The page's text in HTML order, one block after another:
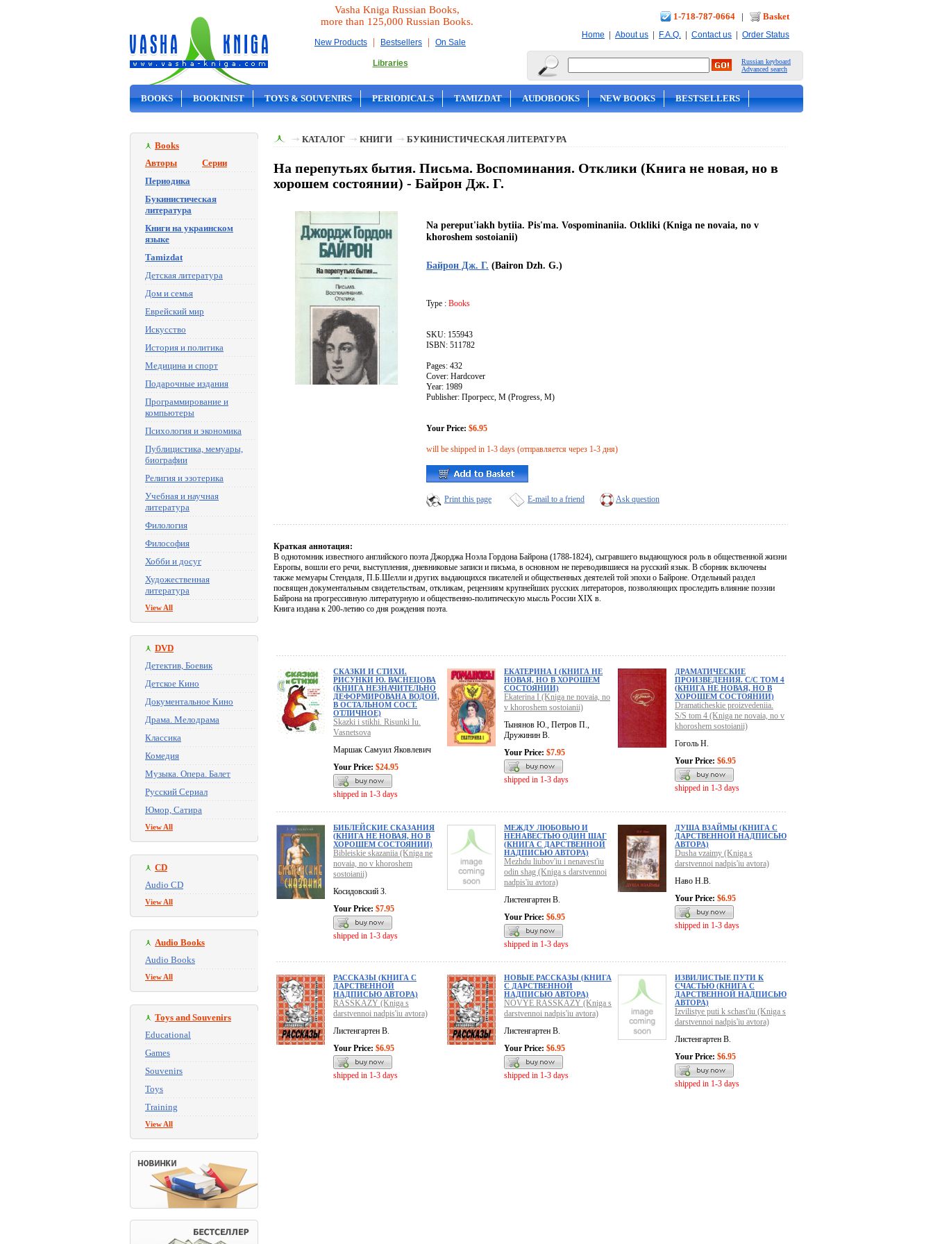
Vasha Kniga Russian Books,
more than 125,000 Russian Books.
New Products | Bestsellers | On Sale
Libraries
1-718-787-0664 | Basket
Home | About us | F.A.Q. | Contact us | Order Status
Russian keyboard
Advanced search
BOOKS BOOKINIST TOYS & SOUVENIRS PERIODICALS TAMIZDAT AUDOBOOKS NEW BOOKS BESTSELLERS
Books
Авторы
Серии
Периодика
Букинистическая
литература
Книги на украинском
языке
Tamizdat
Детская литература
Дом и семья
Еврейский мир
Искусство
История и политика
Медицина и спорт
Подарочные издания
Программирование и
компьютеры
Психология и экономика
Публицистика, мемуары,
биографии
Религия и эзотерика
Учебная и научная
литература
Филология
Философия
Хобби и досуг
Художественная
литература
View All
DVD
Детектив, Боевик
Детское Кино
Документальное Кино
Драма. Мелодрама
Классика
Комедия
Музыка. Опера. Балет
Русский Сериал
Юмор, Сатира
View All
CD
Audio CD
View All
Audio Books
Audio Books
View All
Toys and Souvenirs
Educational
Games
Souvenirs
Toys
Training
View All
КАТАЛОГ КНИГИ БУКИНИСТИЧЕСКАЯ ЛИТЕРАТУРА
На перепутьях бытия. Письма. Воспоминания. Отклики (Книга не новая, но в
хорошем состоянии) - Байрон Дж. Г.
Na pereput'iakh bytiia. Pis'ma. Vospominaniia. Otkliki (Kniga ne novaia, no v
khoroshem sostoianii)
Байрон Дж. Г. (Bairon Dzh. G.)
Type : Books
SKU: 155943
ISBN: 511782
Pages: 432
Cover: Hardcover
Year: 1989
Publisher: Прогресс, М (Progress, M)
Your Price: $6.95
will be shipped in 1-3 days (отправляется через 1-3 дня)
Print this page E-mail to a friend Ask question
Краткая аннотация:
В однотомник известного английского поэта Джорджа Ноэла Гордона Байрона (1788-1824), сыгравшего выдающуюся роль в общественной жизни
Европы, вошли его речи, выступления, дневниковые записи и письма, в основном не переводившиеся на русский язык. В сборник включены
также мемуары Стендаля, П.Б.Шелли и других выдающихся писателей и общественных деятелей той эпохи о Байроне. Отдельный раздел
посвящен документальным свидетельствам, откликам, рецензиям крупнейших русских литераторов, позволяющих проследить влияние поэзии
Байрона на прогрессивную литературную и общественно-политическую мысль России XIX в.
Книга издана к 200-летию со дня рождения поэта.
СКАЗКИ И СТИХИ.
РИСУНКИ Ю. ВАСНЕЦОВА
(КНИГА НЕЗНАЧИТЕЛЬНО
ДЕФОРМИРОВАНА ВОДОЙ,
В ОСТАЛЬНОМ СОСТ.
ОТЛИЧНОЕ)
Skazki i stikhi. Risunki Iu.
Vasnetsova
Маршак Самуил Яковлевич
Your Price: $24.95
shipped in 1-3 days
ЕКАТЕРИНА I (КНИГА НЕ
НОВАЯ, НО В ХОРОШЕМ
СОСТОЯНИИ)
Ekaterina I (Kniga ne novaia, no
v khoroshem sostoianii)
Тынянов Ю., Петров П.,
Дружинин В.
Your Price: $7.95
shipped in 1-3 days
ДРАМАТИЧЕСКИЕ
ПРОИЗВЕДЕНИЯ. С/С ТОМ 4
(КНИГА НЕ НОВАЯ, НО В
ХОРОШЕМ СОСТОЯНИИ)
Dramaticheskie proizvedeniia.
S/S tom 4 (Kniga ne novaia, no v
khoroshem sostoianii)
Гоголь Н.
Your Price: $6.95
shipped in 1-3 days
БИБЛЕЙСКИЕ СКАЗАНИЯ
(КНИГА НЕ НОВАЯ, НО В
ХОРОШЕМ СОСТОЯНИИ)
Bibleiskie skazaniia (Kniga ne
novaia, no v khoroshem
sostoianii)
Косидовский З.
Your Price: $7.95
shipped in 1-3 days
МЕЖДУ ЛЮБОВЬЮ И
НЕНАВЕСТЬЮ ОДИН ШАГ
(КНИГА С ДАРСТВЕННОЙ
НАДПИСЬЮ АВТОРА)
Mezhdu liubov'iu i nenavest'iu
odin shag (Kniga s darstvennoi
nadpis'iu avtora)
Листенгартен В.
Your Price: $6.95
shipped in 1-3 days
ДУША ВЗАЙМЫ (КНИГА С
ДАРСТВЕННОЙ НАДПИСЬЮ
АВТОРА)
Dusha vzaimy (Kniga s
darstvennoi nadpis'iu avtora)
Наво Н.В.
Your Price: $6.95
shipped in 1-3 days
РАССКАЗЫ (КНИГА С
ДАРСТВЕННОЙ
НАДПИСЬЮ АВТОРА)
RASSKAZY (Kniga s
darstvennoi nadpis'iu avtora)
Листенгартен В.
Your Price: $6.95
shipped in 1-3 days
НОВЫЕ РАССКАЗЫ (КНИГА
С ДАРСТВЕННОЙ
НАДПИСЬЮ АВТОРА)
NOVYE RASSKAZY (Kniga s
darstvennoi nadpis'iu avtora)
Листенгартен В.
Your Price: $6.95
shipped in 1-3 days
ИЗВИЛИСТЫЕ ПУТИ К
СЧАСТЬЮ (КНИГА С
ДАРСТВЕННОЙ НАДПИСЬЮ
АВТОРА)
Izvilistye puti k schast'iu (Kniga s
darstvennoi nadpis'iu avtora)
Листенгартен В.
Your Price: $6.95
shipped in 1-3 days